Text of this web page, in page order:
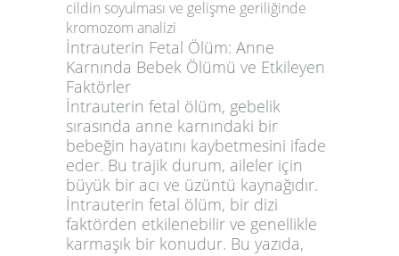
cildin soyulması ve gelişme geriliğinde
kromozom analizi
İntrauterin Fetal Ölüm: Anne
Karnında Bebek Ölümü ve Etkileyen
Faktörler
İntrauterin fetal ölüm, gebelik
sırasında anne karnındaki bir
bebeğin hayatını kaybetmesini ifade
eder. Bu trajik durum, aileler için
büyük bir acı ve üzüntü kaynağıdır.
İntrauterin fetal ölüm, bir dizi
faktörden etkilenebilir ve genellikle
karmaşık bir konudur. Bu yazıda,